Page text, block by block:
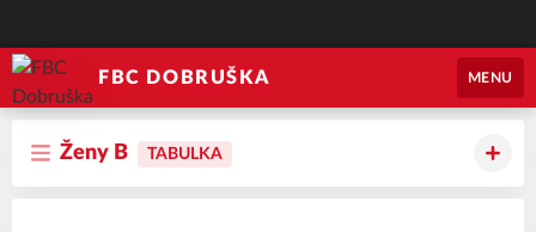
FBC DOBRUŠKA MENU
Ženy B TABULKA